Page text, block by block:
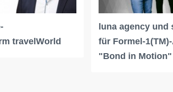
travelWorld
luna agency
für Formel-
"Bond in